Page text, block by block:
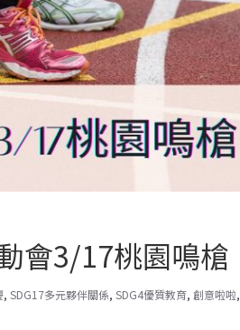
會3/17桃園鳴槍
, SDG17多元夥伴關係, SDG4優質教育, 創意啦啦,